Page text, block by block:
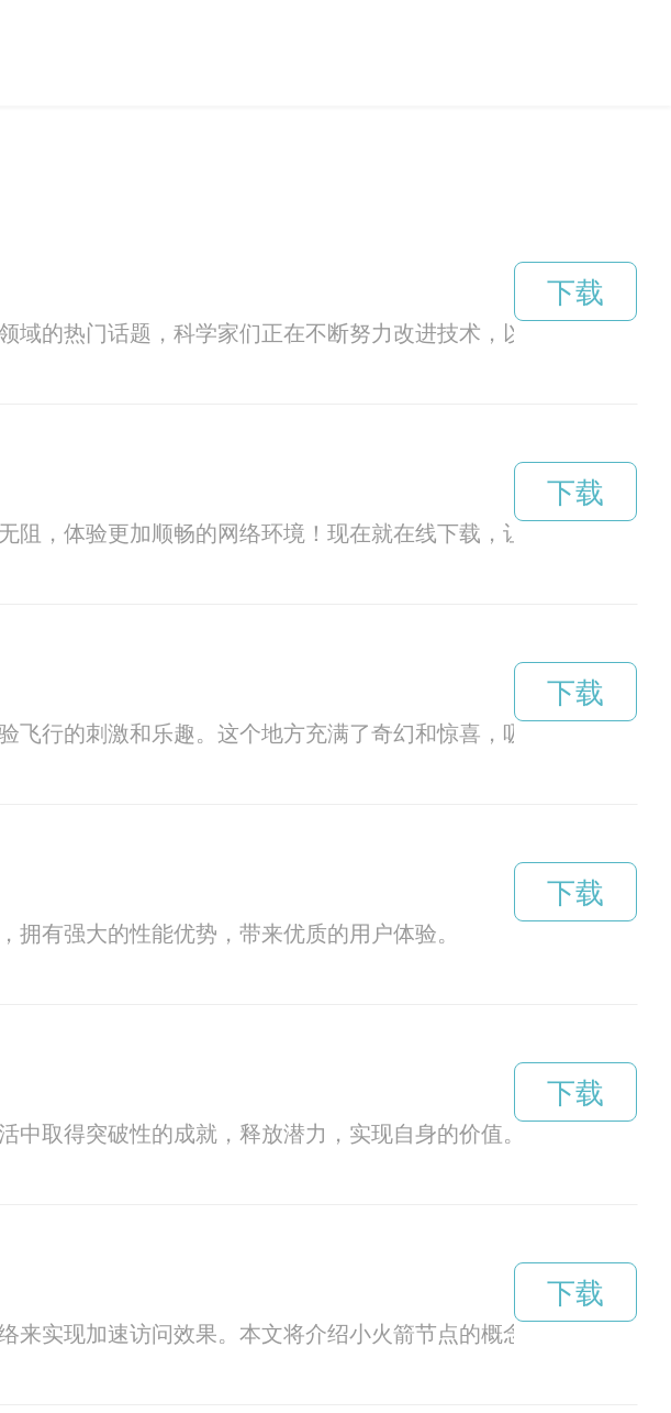
的热门话题，科学家们正在不断努力改进技术，以实现更快的
下载
阻，体验更加顺畅的网络环境！现在就在线下载，让您轻松迈进高
下载
飞行的刺激和乐趣。这个地方充满了奇幻和惊喜，吸引着无数人前
下载
有强大的性能优势，带来优质的用户体验。
下载
中取得突破性的成就，释放潜力，实现自身的价值。通过非凡加
下载
来实现加速访问效果。本文将介绍小火箭节点的概念、作用和应用
下载